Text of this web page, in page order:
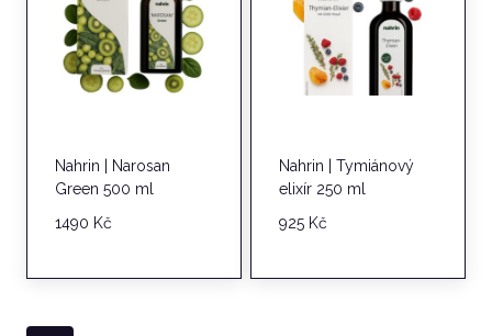
Nahrin | Narosan
Green 500 ml
1490 Kč
Nahrin | Tymiánový
elixír 250 ml
925 Kč